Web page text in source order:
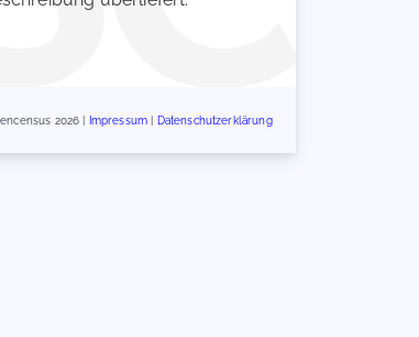
2026 | Impressum Datenschutzerklärung